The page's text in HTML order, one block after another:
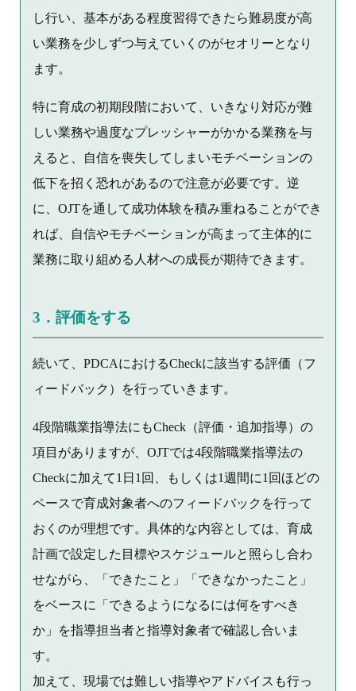
し行い、基本がある程度習得できたら難易度が高
い業務を少しずつ与えていくのがセオリーとなり
ます。
特に育成の初期段階において、いきなり対応が難
しい業務や過度なプレッシャーがかかる業務を与
えると、自信を喪失してしまいモチベーションの
低下を招く恐れがあるので注意が必要です。逆
に、OJTを通して成功体験を積み重ねることができ
れば、自信やモチベーションが高まって主体的に
業務に取り組める人材への成長が期待できます。
3．評価をする
続いて、PDCAにおけるCheckに該当する評価（フ
ィードバック）を行っていきます。
4段階職業指導法にもCheck（評価・追加指導）の
項目がありますが、OJTでは4段階職業指導法の
Checkに加えて1日1回、もしくは1週間に1回ほどの
ペースで育成対象者へのフィードバックを行って
おくのが理想です。具体的な内容としては、育成
計画で設定した目標やスケジュールと照らし合わ
せながら、「できたこと」「できなかったこと」
をベースに「できるようになるには何をすべき
か」を指導担当者と指導対象者で確認し合いま
す。
加えて、現場では難しい指導やアドバイスも行っ